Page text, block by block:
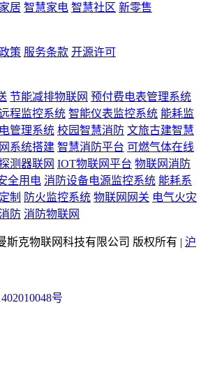
居 智慧家电 智慧社区 新零售
策 服务条款 开源许可
节能减排物联网 预付费电表管理系统
程监控系统 智能仪表监控系统 能耗监
管理系统 校园智慧消防 文旅古建智慧
系统搭建 智慧消防平台 可燃气体在线
测器联网 IOT物联网平台 物联网消防
全用电 消防设备电源监控系统 能耗系
制 防火监控系统 物联网网关 电气火灾
防 消防物联网
斯克物联网科技有限公司 版权所有 | 沪
号